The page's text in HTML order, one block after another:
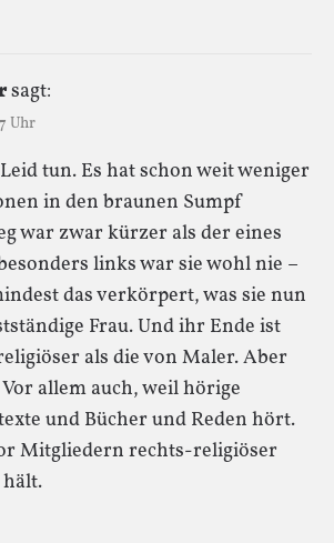
sagt:
Uhr
tun. Es hat schon weit weniger
in den braunen Sumpf
war zwar kürzer als der eines
links war sie wohl nie –
das verkörpert, was sie nun
Frau. Und ihr Ende ist
als die von Maler. Aber
allem auch, weil hörige
und Bücher und Reden hört.
Mitgliedern rechts-religiöser